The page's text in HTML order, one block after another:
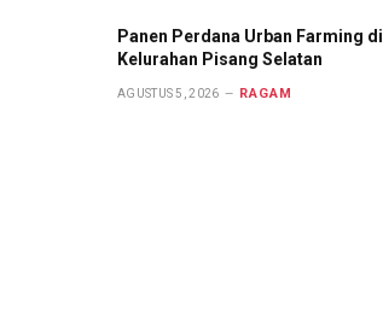
Panen Perdana Urban Farming di
Kelurahan Pisang Selatan
AGUSTUS 5, 2026 RAGAM